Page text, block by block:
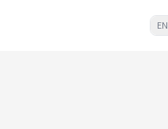
EN